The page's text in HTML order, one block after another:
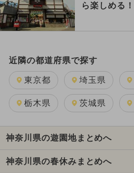
ら楽しめる！
近隣の都道府県で探す
東京都 埼玉県
栃木県 茨城県
神奈川県の遊園地まとめへ
神奈川県の春休みまとめへ